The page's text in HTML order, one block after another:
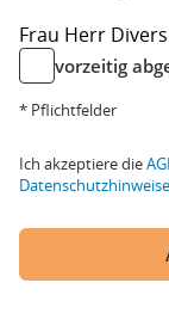
Frau Herr Divers
vorzeitig
* Pflichtfelder
Ich akzeptiere die
Datenschutzhinweise